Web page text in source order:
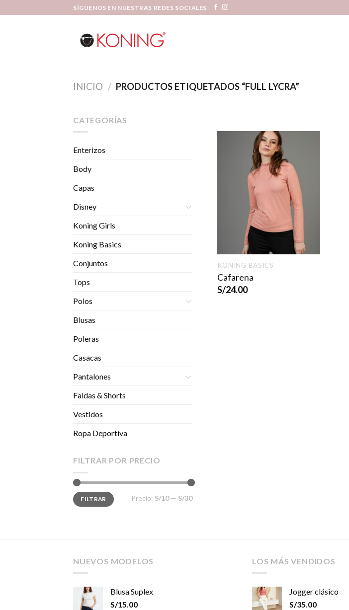
SÍGUENOS EN NUESTRAS REDES SOCIALES
INICIO / PRODUCTOS ETIQUETADOS “FULL LYCRA”
CATEGORÍAS
Enterizos
Body
Capas
Disney
Koning Girls
Koning Basics
Conjuntos
Tops
Polos
Blusas
Poleras
Casacas
Pantalones
Faldas & Shorts
Vestidos
Ropa Deportiva
FILTRAR POR PRECIO
Precio
mínimo
Precio
máximo
FILTRAR Precio: S/10— S/30
KONING BASICS
Cafarena
S/24.00
NUEVOS MODELOS
Blusa Suplex
S/15.00
LOS MÁS VENDIDOS
Jogger clásico
S/35.00